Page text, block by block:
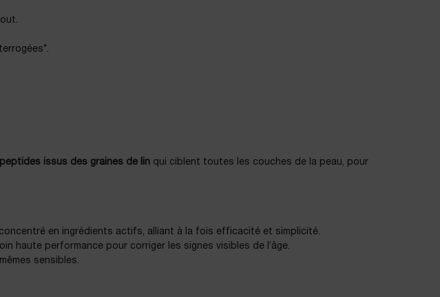
issus des graines de lin qui ciblent toutes les couches de la peau, pour
en ingrédients actifs, alliant à la fois efficacité et simplicité.
haute performance pour corriger les signes visibles de l’âge.
sensibles.